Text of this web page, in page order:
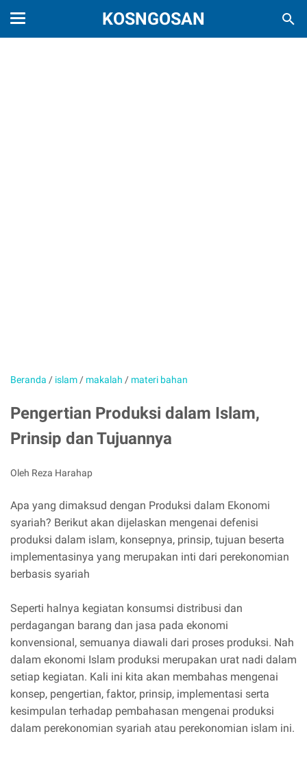
KOSNGOSAN
Beranda / islam / makalah / materi bahan
Pengertian Produksi dalam Islam,
Prinsip dan Tujuannya
Oleh Reza Harahap
Apa yang dimaksud dengan Produksi dalam Ekonomi
syariah? Berikut akan dijelaskan mengenai defenisi
produksi dalam islam, konsepnya, prinsip, tujuan beserta
implementasinya yang merupakan inti dari perekonomian
berbasis syariah
Seperti halnya kegiatan konsumsi distribusi dan
perdagangan barang dan jasa pada ekonomi
konvensional, semuanya diawali dari proses produksi. Nah
dalam ekonomi Islam produksi merupakan urat nadi dalam
setiap kegiatan. Kali ini kita akan membahas mengenai
konsep, pengertian, faktor, prinsip, implementasi serta
kesimpulan terhadap pembahasan mengenai produksi
dalam perekonomian syariah atau perekonomian islam ini.